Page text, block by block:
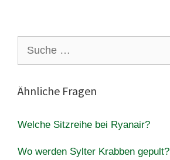
nach:
Ähnliche Fragen
Welche Sitzreihe bei Ryanair?
Wo werden Sylter Krabben gepult?